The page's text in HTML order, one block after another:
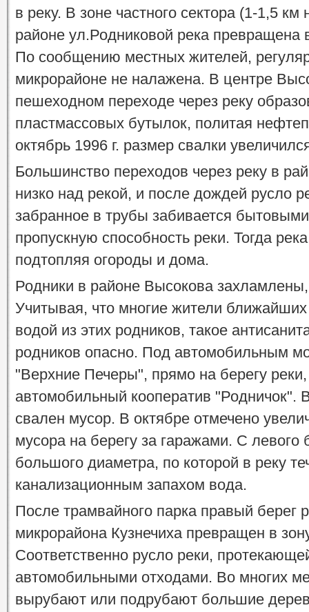
в реку. В зоне частного сектора (1-1,5
районе ул.Родниковой река превращена
По сообщению местных жителей,
микрорайоне не налажена. В центре
пешеходном переходе через реку
пластмассовых бутылок, политая
октябрь 1996 г. размер свалки
Большинство переходов через реку в
низко над рекой, и после дождей русло
забранное в трубы забивается
пропускную способность реки. Тогда
подтопляя огороды и дома.
Родники в районе Высокова
Учитывая, что многие жители
водой из этих родников, такое
родников опасно. Под автомобильным
"Верхние Печеры", прямо на берегу
автомобильный кооператив "Родничок".
свален мусор. В октябре отмечено
мусора на берегу за гаражами. С левого
большого диаметра, по которой в реку
канализационным запахом вода.
После трамвайного парка правый берег
микрорайона Кузнечиха превращен в
Соответственно русло реки,
автомобильными отходами. Во многих
вырубают или подрубают большие